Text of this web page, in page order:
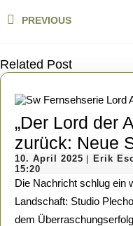
PREVIOUS
post:
Related Post
„Der Lord der
zurück: Neue
10. April 2025 10.
2025
Erik
15:20
Die Nachricht schlug ein wie ein Blitz in der Streaming-
Landschaft: Studio
dem